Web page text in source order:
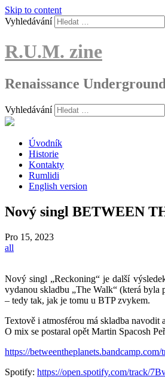
Skip to content
Vyhledávání
R.U.M. zine
Renaissance
Vyhledávání
Úvodník
Historie
Kontakty
Rumlidi
English version
Nový singl BETWEEN
Pro 15, 2023
all
Nový singl „Reckoning“ je další
vydanou skladbu „The Walk“ (která byla
– tedy tak, jak je tomu u BTP zvykem.
Textově i atmosférou má skladba
O mix se postaral opět Martin Spacosh
https://
Spotify: https://open.spotify.com/track/